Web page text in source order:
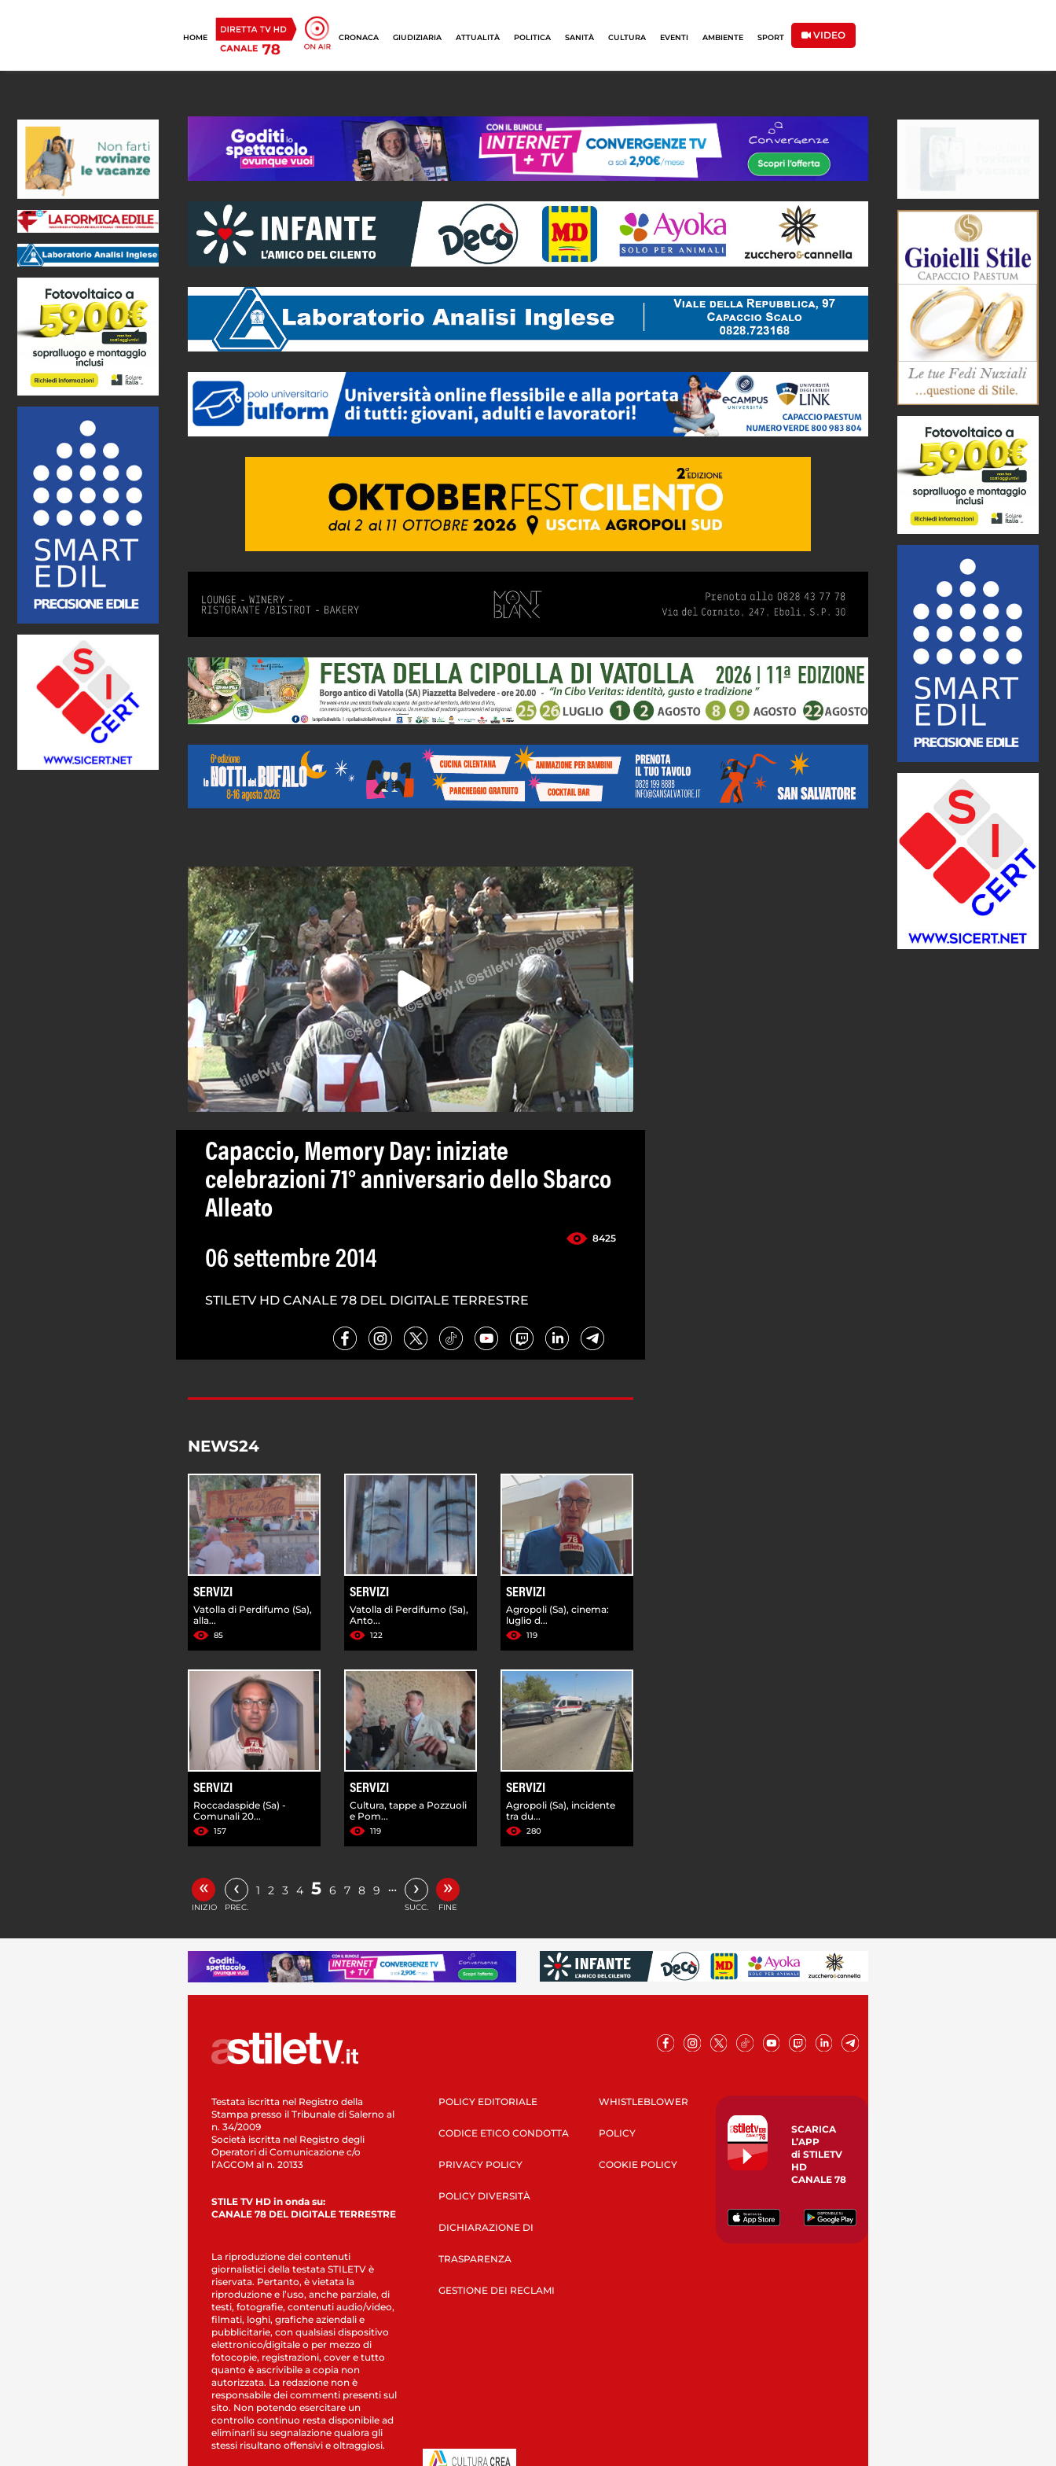
HOME CRONACA GIUDIZIARIA ATTUALITÀ POLITICA SANITÀ CULTURA EVENTI AMBIENTE SPORT VIDEO
Capaccio, Memory Day: iniziate
celebrazioni 71° anniversario dello Sbarco
Alleato
8425
06 settembre 2014
STILETV HD CANALE 78 DEL DIGITALE TERRESTRE
NEWS24
SERVIZI
Vatolla di Perdifumo (Sa),
alla...
85
SERVIZI
Vatolla di Perdifumo (Sa),
Anto...
122
SERVIZI
Agropoli (Sa), cinema:
luglio d...
119
SERVIZI
Roccadaspide (Sa) -
Comunali 20...
157
SERVIZI
Cultura, tappe a Pozzuoli
e Pom...
119
SERVIZI
Agropoli (Sa), incidente
tra du...
280
«
INIZIO
‹
PREC.
1 2 3 4 5 6 7 8 9 … ›
SUCC.
»
FINE
Testata iscritta nel Registro della
Stampa presso il Tribunale di Salerno al
n. 34/2009
Società iscritta nel Registro degli
Operatori di Comunicazione c/o
l’AGCOM al n. 20133
STILE TV HD in onda su:
CANALE 78 DEL DIGITALE TERRESTRE
La riproduzione dei contenuti
giornalistici della testata STILETV è
riservata. Pertanto, è vietata la
riproduzione e l’uso, anche parziale, di
testi, fotografie, contenuti audio/video,
filmati, loghi, grafiche aziendali e
pubblicitarie, con qualsiasi dispositivo
elettronico/digitale o per mezzo di
fotocopie, registrazioni, cover e tutto
quanto è ascrivibile a copia non
autorizzata. La redazione non è
responsabile dei commenti presenti sul
sito. Non potendo esercitare un
controllo continuo resta disponibile ad
eliminarli su segnalazione qualora gli
stessi risultano offensivi e oltraggiosi.
POLICY EDITORIALE
CODICE ETICO CONDOTTA
PRIVACY POLICY
POLICY DIVERSITÀ
DICHIARAZIONE DI
TRASPARENZA
GESTIONE DEI RECLAMI
WHISTLEBLOWER
POLICY
COOKIE POLICY
SCARICA
L’APP
di STILETV
HD
CANALE 78